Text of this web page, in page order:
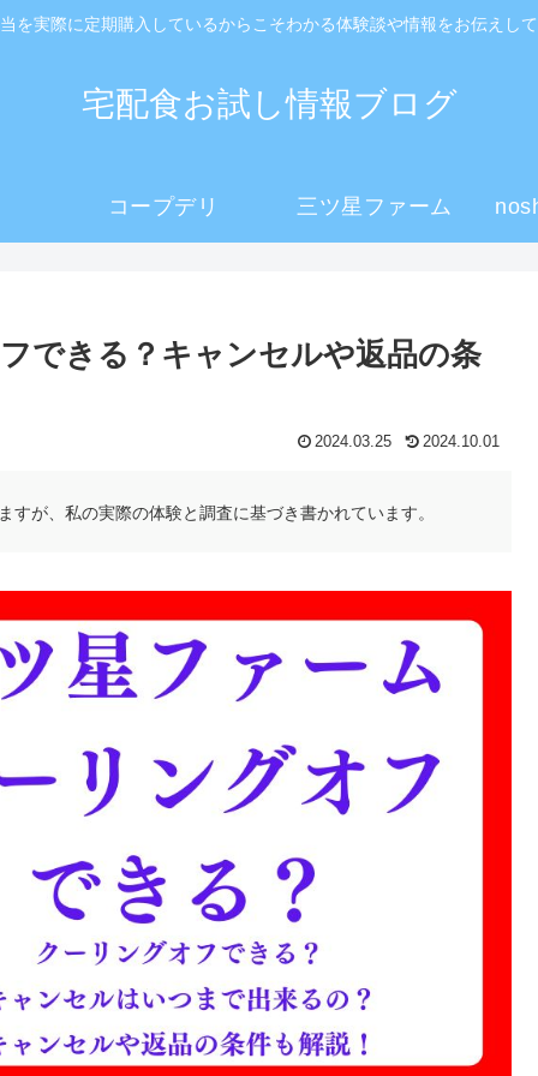
を実際に定期購入しているからこそわかる体験談や情報をお伝えし
宅配食お試し情報ブログ
コープデリ 三ツ星ファーム
できる？キャンセルや返品の条
2024.03.25 2024.10.01
が、私の実際の体験と調査に基づき書かれています。